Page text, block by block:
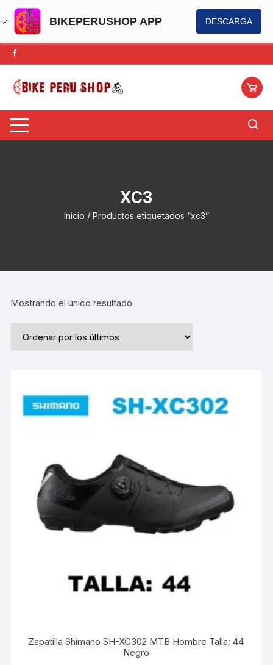
BIKEPERUSHOP APP DESCARGA
Saltar
al
contenido
XC3
Inicio / Productos etiquetados “xc3”
Mostrando el único resultado
Zapatilla Shimano SH-XC302 MTB Hombre Talla: 44
Negro